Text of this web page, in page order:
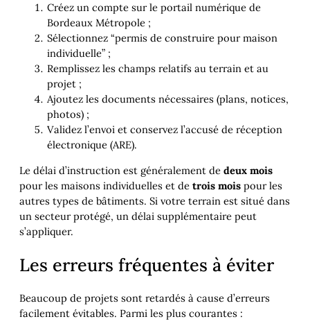
Créez un compte sur le portail numérique de
Bordeaux Métropole ;
Sélectionnez “permis de construire pour maison
individuelle” ;
Remplissez les champs relatifs au terrain et au
projet ;
Ajoutez les documents nécessaires (plans, notices,
photos) ;
Validez l’envoi et conservez l’accusé de réception
électronique (ARE).
Le délai d’instruction est généralement de deux mois
pour les maisons individuelles et de trois mois pour les
autres types de bâtiments. Si votre terrain est situé dans
un secteur protégé, un délai supplémentaire peut
s’appliquer.
Les erreurs fréquentes à éviter
Beaucoup de projets sont retardés à cause d’erreurs
facilement évitables. Parmi les plus courantes :